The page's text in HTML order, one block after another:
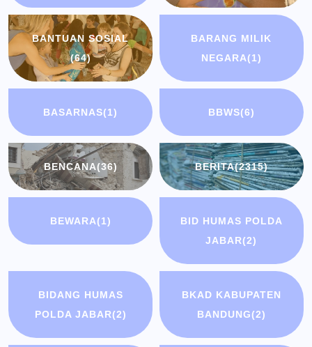
BANTUAN SOSIAL
(64)
BARANG MILIK
NEGARA(1)
BASARNAS(1) BBWS(6)
BENCANA(36) BERITA(2315)
BEWARA(1)
BID HUMAS POLDA
JABAR(2)
BIDANG HUMAS
POLDA JABAR(2)
BKAD KABUPATEN
BANDUNG(2)